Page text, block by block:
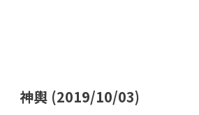
神輿 (2019/10/03)